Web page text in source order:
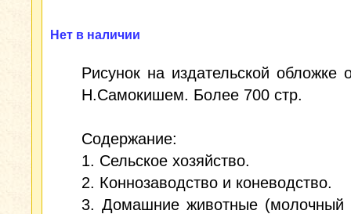
Нет в наличии
Рисунок на издательской обложке
Н.Самокишем. Более 700 стр.
Содержание:
1. Сельское хозяйство.
2. Коннозаводство и коневодство.
3. Домашние животные (молочный